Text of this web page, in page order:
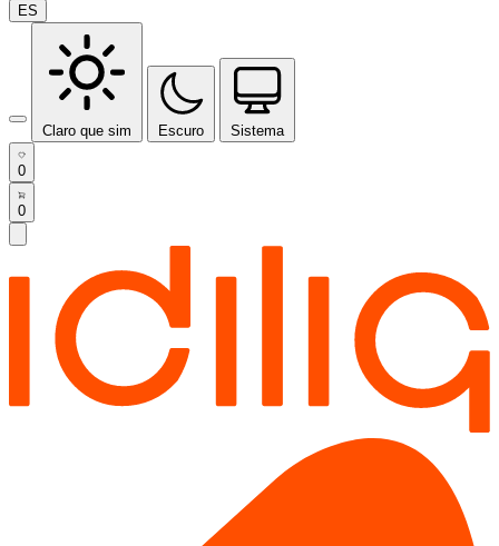
ES
Claro que sim Escuro Sistema
0
0